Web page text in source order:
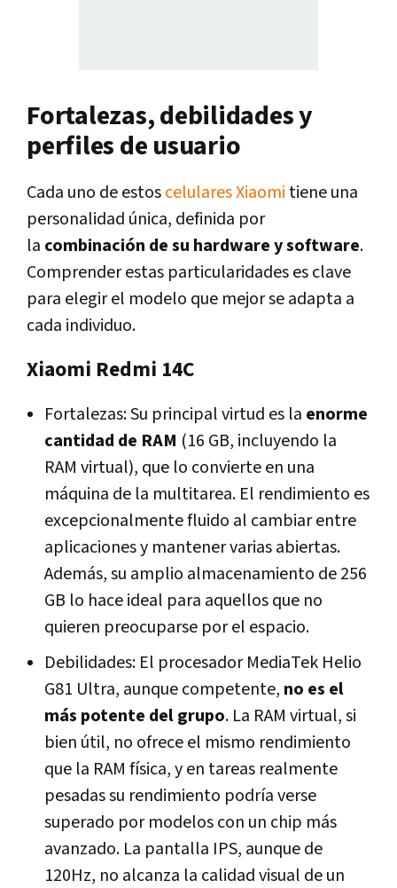
Fortalezas, debilidades y
perfiles de usuario
Cada uno de estoscelulares Xiaomi tiene una
personalidad única, definida por
la combinación de su hardware y software.
Comprender estas particularidades es clave
para elegir el modelo que mejor se adapta a
cada individuo.
Xiaomi Redmi 14C
Fortalezas: Su principal virtud es la enorme
cantidad de RAM (16 GB, incluyendo la
RAM virtual), que lo convierte en una
máquina de la multitarea. El rendimiento es
excepcionalmente fluido al cambiar entre
aplicaciones y mantener varias abiertas.
Además, su amplio almacenamiento de 256
GB lo hace ideal para aquellos que no
quieren preocuparse por el espacio.
Debilidades: El procesador MediaTek Helio
G81 Ultra, aunque competente, no es el
más potente del grupo. La RAM virtual, si
bien útil, no ofrece el mismo rendimiento
que la RAM física, y en tareas realmente
pesadas su rendimiento podría verse
superado por modelos con un chip más
avanzado. La pantalla IPS, aunque de
120Hz, no alcanza la calidad visual de un